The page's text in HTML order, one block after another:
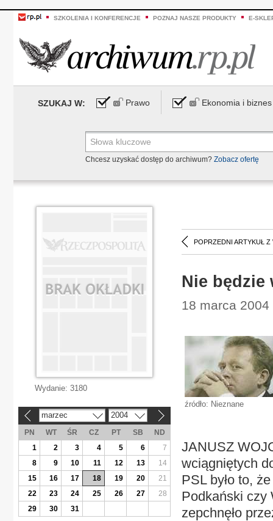
SZKOLENIA I KONFERENCJE POZNAJ NASZE PRODUKTY E-
SZUKAJ W: Prawo Ekonomia i biznes
Chcesz uzyskać dostęp do archiwum? Zobacz ofertę
POPRZEDNI ARTYKUŁ Z
Nie będzie
18 marca
źródło: Nieznane
JANUSZ
wciągniętych
PSL było to,
Podkański czy
zepchnęło
Wydanie: 3180
marzec 2004
PN WT ŚR CZ PT SB
ND
1
2 3 4 5 6
7
8
9 10 11 12 13
14
15
16 17 18 19 20
21
22
23 24 25 26 27
28
29
30 31